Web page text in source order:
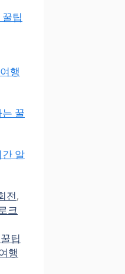
팁
행
꿀
알
전,
크
팁
행